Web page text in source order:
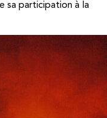
sa participation à la